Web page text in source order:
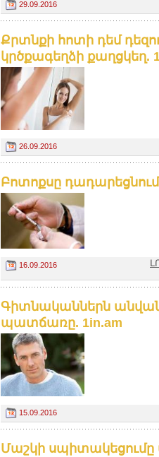
29.09.2016
Քրտնքի հոտի դեմ
կրծքագեղձի քաղցկեղ.
26.09.2016
Բոտոքսը դադարեցնում
16.09.2016
Գիտնականներն
պատճառը. 1in.am
15.09.2016
Մաշկի